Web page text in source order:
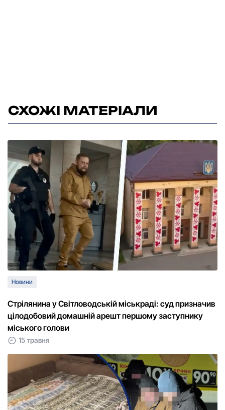
СХОЖІ МАТЕРІАЛИ
Новини
Стрілянина у Світловодській міськраді: суд призначив
цілодобовий домашній арешт першому заступнику
міського голови
15 травня